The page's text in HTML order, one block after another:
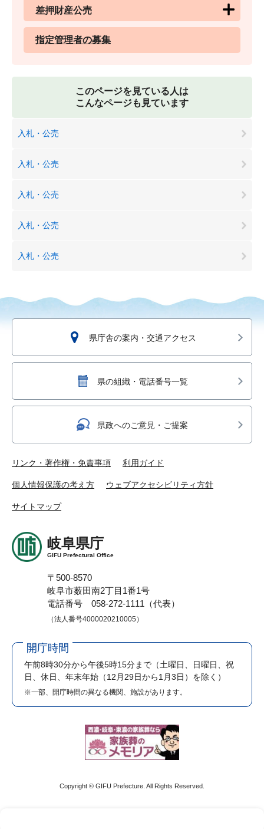
差押財産公売
指定管理者の募集
このページを見ている人は
こんなページも見ています
入札・公売
入札・公売
入札・公売
入札・公売
入札・公売
県庁舎の案内・交通アクセス
県の組織・電話番号一覧
県政へのご意見・ご提案
リンク・著作権・免責事項 利用ガイド
個人情報保護の考え方 ウェブアクセシビリティ方針
サイトマップ
岐阜県庁
GIFU Prefectural Office
〒500-8570
岐阜市薮田南2丁目1番1号
電話番号 058-272-1111（代表）
（法人番号4000020210005）
開庁時間
午前8時30分から午後5時15分まで （土曜日、日曜日、祝
日、休日、年末年始（12月29日から1月3日）を除く）
※一部、開庁時間の異なる機関、施設があります。
Copyright © GIFU Prefecture. All Rights Reserved.